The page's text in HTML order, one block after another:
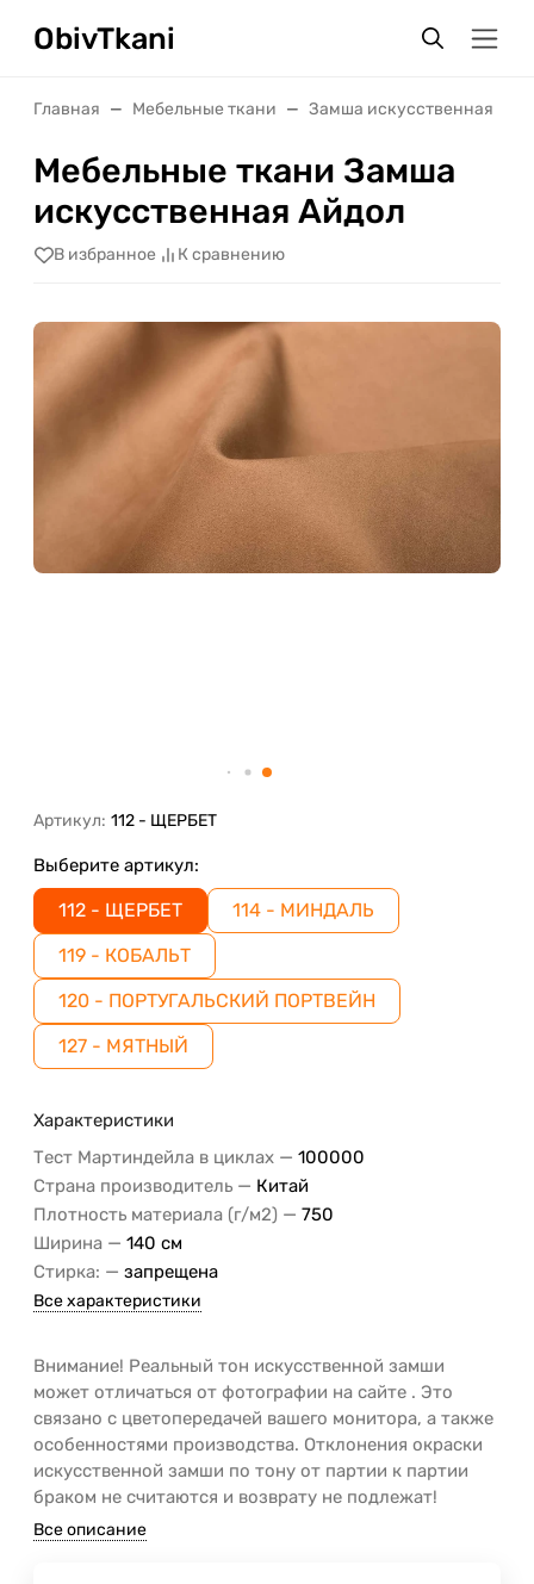
ObivTkani
Главная Мебельные ткани Замша искусственная
Мебельные ткани Замша
искусственная Айдол
В избранное К сравнению
Артикул: 112 - ЩЕРБЕТ
Выберите артикул:
112 - ЩЕРБЕТ
114 - МИНДАЛЬ
​119 - КОБАЛЬТ
​120 - ПОРТУГАЛЬСКИЙ ПОРТВЕЙН
127 - МЯТНЫЙ
Характеристики
Тест Мартиндейла в циклах — 100000
Страна производитель — Китай
Плотность материала (г/м2) — 750
Ширина — 140 см
Стирка: — запрещена
Все характеристики
Внимание! Реальный тон искусственной замши
может отличаться от фотографии на сайте . Это
связано с цветопередачей вашего монитора, а также
особенностями производства. Отклонения окраски
искусственной замши по тону от партии к партии
браком не считаются и возврату не подлежат!
Все описание